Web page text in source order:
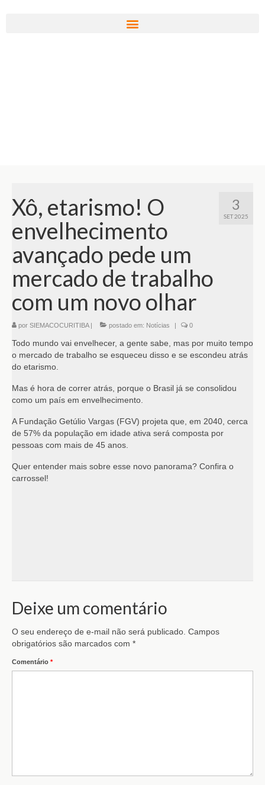
3
SET 2025
Xô, etarismo! O
envelhecimento
avançado pede um
mercado de trabalho
com um novo olhar
por SIEMACOCURITIBA| postado em: Notícias | 0
Todo mundo vai envelhecer, a gente sabe, mas por muito tempo
o mercado de trabalho se esqueceu disso e se escondeu atrás
do etarismo.
Mas é hora de correr atrás, porque o Brasil já se consolidou
como um país em envelhecimento.
A Fundação Getúlio Vargas (FGV) projeta que, em 2040, cerca
de 57% da população em idade ativa será composta por
pessoas com mais de 45 anos.
Quer entender mais sobre esse novo panorama? Confira o
carrossel!
Deixe um comentário
O seu endereço de e-mail não será publicado. Campos
obrigatórios são marcados com *
Comentário *